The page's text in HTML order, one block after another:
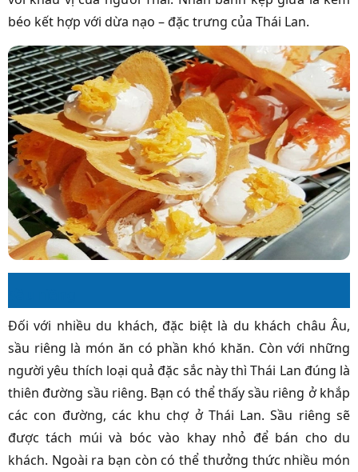
béo kết hợp với dừa nạo – đặc trưng của Thái Lan.
Đối với nhiều du khách, đặc biệt là du khách châu Âu,
sầu riêng là món ăn có phần khó khăn. Còn với những
người yêu thích loại quả đặc sắc này thì Thái Lan đúng là
thiên đường sầu riêng. Bạn có thể thấy sầu riêng ở khắp
các con đường, các khu chợ ở Thái Lan. Sầu riêng sẽ
được tách múi và bóc vào khay nhỏ để bán cho du
khách. Ngoài ra bạn còn có thể thưởng thức nhiều món